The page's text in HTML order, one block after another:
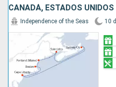
CANADÁ, ESTADOS UNIDOS
Independence of the Seas 10 d